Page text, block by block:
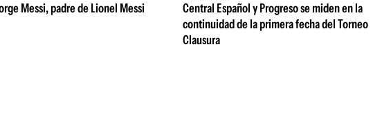
Messi, padre de Lionel Messi
Central Español y Progreso se miden en la
continuidad de la primera fecha del Torneo
Clausura